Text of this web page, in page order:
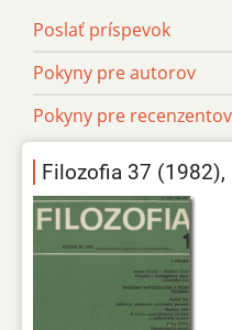
Poslať príspevok
Pokyny pre autorov
Pokyny pre recenzentov
Filozofia 37 (1982),